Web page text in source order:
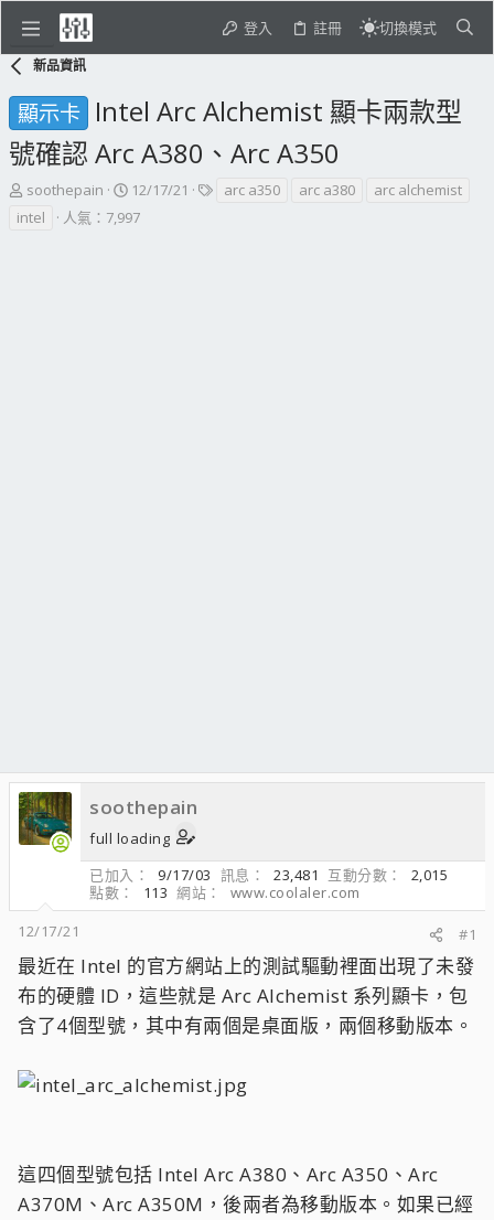
登入 註冊 切換模式
新品資訊
顯示卡 Intel Arc Alchemist 顯卡兩款型
號確認 Arc A380、Arc A350
主
題
soothepain
開
始
12/17/21
標arc a350 arc a380
arc alchemist
intel
人氣：7,997
soothepain
full loading
已加入
9/17/03 訊息 23,481 互動分數
2,015
點數
113 網站
www.coolaler.com
12/17/21
#1
最近在 Intel 的官方網站上的測試驅動裡面出現了未發
布的硬體 ID，這些就是 Arc Alchemist 系列顯卡，包
含了4個型號，其中有兩個是桌面版，兩個移動版本。
這四個型號包括 Intel Arc A380、Arc A350、Arc
A370M、Arc A350M，後兩者為移動版本。如果已經